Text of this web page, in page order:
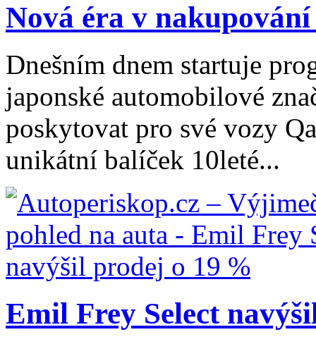
Nová éra v
Dnešním dnem startuje
japonské automobilové
poskytovat pro své vozy
unikátní balíček 10leté...
Emil Frey Select